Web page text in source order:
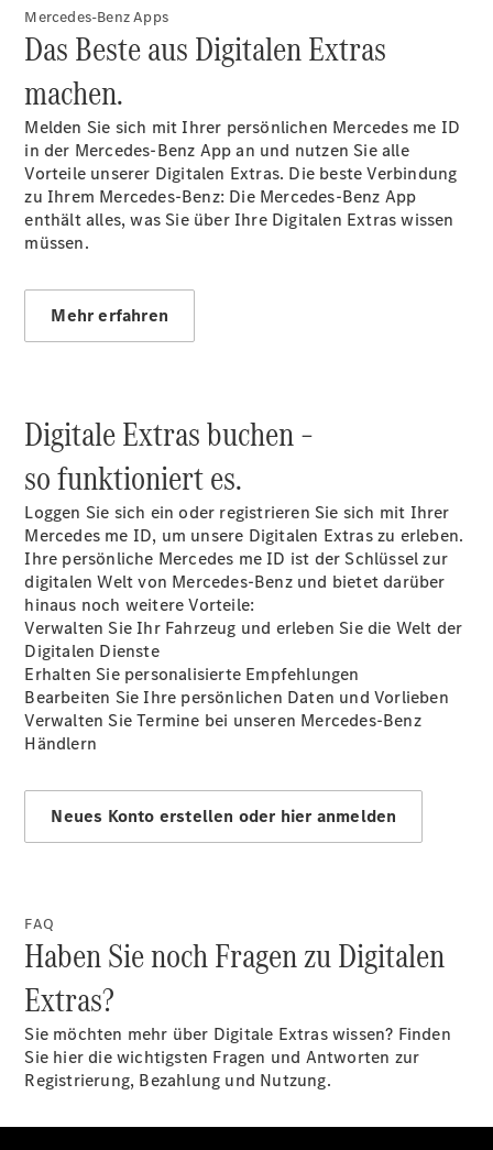
Kontaktformular
Servicetermin
Mercedes-Benz Apps
Das Beste aus Digitalen Extras
machen.
Melden Sie sich mit Ihrer persönlichen Mercedes me ID
in der Mercedes-Benz App an und nutzen Sie alle
Vorteile unserer Digitalen Extras. Die beste Verbindung
zu Ihrem Mercedes-Benz: Die Mercedes-Benz App
enthält alles, was Sie über Ihre Digitalen Extras wissen
müssen.
Mehr erfahren
Digitale Extras buchen –
so funktioniert es.
Loggen Sie sich ein oder registrieren Sie sich mit Ihrer
Mercedes me ID, um unsere Digitalen Extras zu erleben.
Ihre persönliche Mercedes me ID ist der Schlüssel zur
digitalen Welt von Mercedes-Benz und bietet darüber
hinaus noch weitere Vorteile:
Verwalten Sie Ihr Fahrzeug und erleben Sie die Welt der
Digitalen Dienste
Erhalten Sie personalisierte Empfehlungen
Bearbeiten Sie Ihre persönlichen Daten und Vorlieben
Verwalten Sie Termine bei unseren Mercedes-Benz
Händlern
Neues Konto erstellen oder hier anmelden
FAQ
Haben Sie noch Fragen zu Digitalen
Extras?
Sie möchten mehr über Digitale Extras wissen? Finden
Sie hier die wichtigsten Fragen und Antworten zur
Registrierung, Bezahlung und Nutzung.